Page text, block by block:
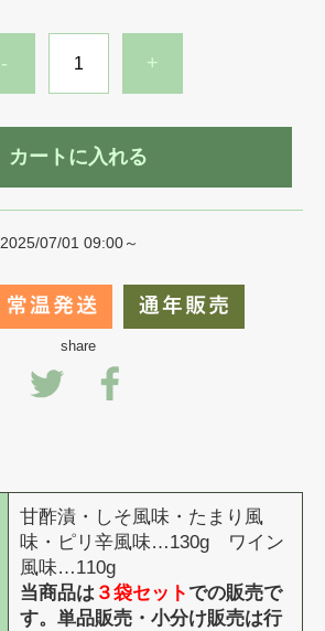
- +
カートに入れる
2025/07/01 09:00～
share
甘酢漬・しそ風味・たまり風
味・ピリ辛風味…130g ワイン
風味…110g
当商品は ３袋セットでの販売で
す。単品販売・小分け販売は行